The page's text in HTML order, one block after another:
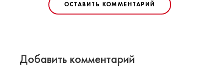
ОСТАВИТЬ КОММЕНТАРИЙ
Добавить комментарий